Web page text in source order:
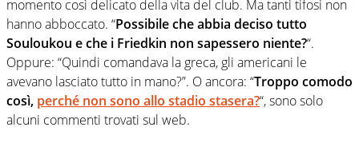
momento così delicato della vita del club. Ma tanti tifosi non
hanno abboccato. “Possibile che abbia deciso tutto
Souloukou e che i Friedkin non sapessero niente?“.
Oppure: “Quindi comandava la greca, gli americani le
avevano lasciato tutto in mano?”. O ancora: “Troppo comodo
così, perché non sono allo stadio stasera?“, sono solo
alcuni commenti trovati sul web.